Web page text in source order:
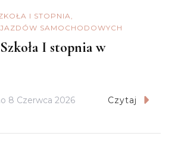
I STOPNIA
SAMOCHODOWYCH
I stopnia w
8 Czerwca 2026 Czytaj